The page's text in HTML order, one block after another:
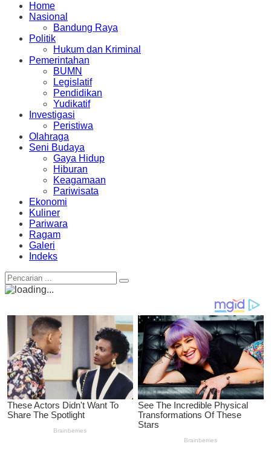
Home
Nasional
Bandung Raya
Politik
Hukum dan Kriminal
Pemerintahan
BUMN
Legislatif
Pendidikan
Yudikatif
Investigasi
Peristiwa
Olahraga
Seni Budaya
Gaya Hidup
Hiburan
Keagamaan
Pariwisata
Ekonomi
Kuliner
Pariwara
Ragam
Galeri
Indeks